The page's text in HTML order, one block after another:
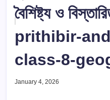
বৈশিষ্ট্য ও
prithibir-
class-8-
January 4, 2026